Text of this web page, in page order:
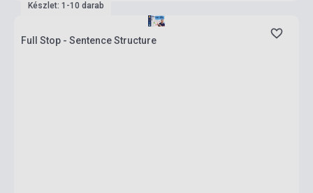
Készlet: 1-10 darab
Full Stop - Sentence Structure